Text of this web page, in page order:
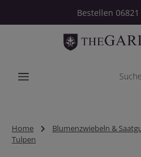
Zum Hauptinhalt springen
Bestellen
Home Blumenzwiebeln &
Tulpen